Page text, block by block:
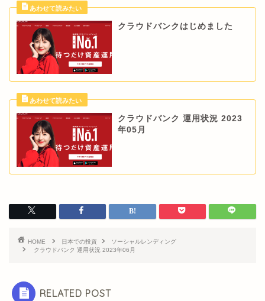
クラウドバンクはじめました
クラウドバンク 運用状況 2023
年05月
HOME 日本での投資
ソーシャルレンディング
クラウドバンク 運用状況 2023年06月
RELATED POST